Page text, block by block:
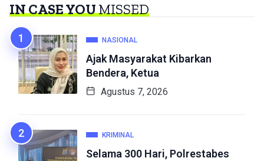
IN CASE YOUMISSED
NASIONAL
Ajak Masyarakat Kibarkan
Bendera, Ketua
Agustus 7, 2026
KRIMINAL
Selama 300 Hari, Polrestabes